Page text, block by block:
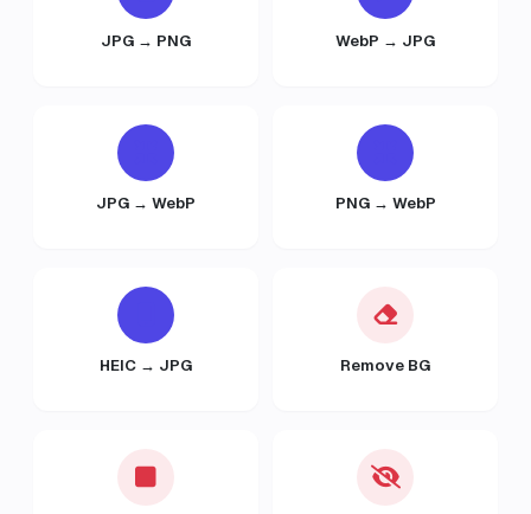
JPG → PNG WebP → JPG
JPG → WebP PNG → WebP
HEIC → JPG Remove BG